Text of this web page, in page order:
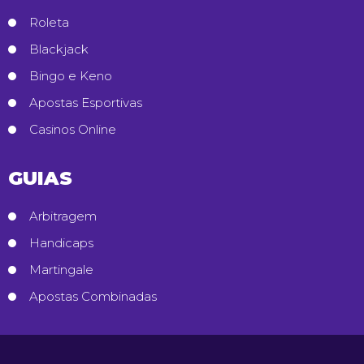
Roleta
Blackjack
Bingo e Keno
Apostas Esportivas
Casinos Online
GUIAS
Arbitragem
Handicaps
Martingale
Apostas Combinadas